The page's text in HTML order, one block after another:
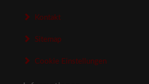
Kontakt
Sitemap
Cookie Einstellungen